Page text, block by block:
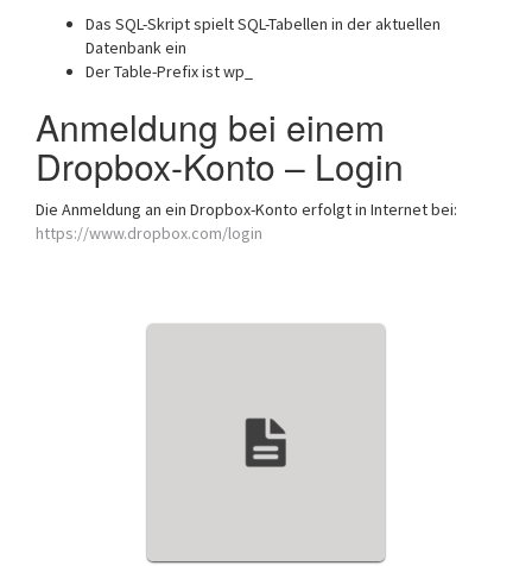
Das SQL-Skript spielt SQL-Tabellen in der aktuellen
Datenbank ein
Der Table-Prefix ist wp_
Anmeldung bei einem
Dropbox-Konto – Login
Die Anmeldung an ein Dropbox-Konto erfolgt in Internet bei:
https://www.dropbox.com/login